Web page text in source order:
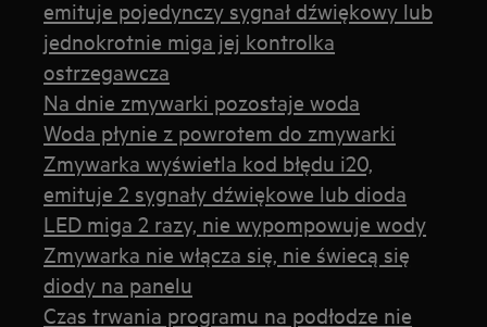
emituje pojedynczy sygnał dźwiękowy lub
jednokrotnie miga jej kontrolka
ostrzegawcza
Na dnie zmywarki pozostaje woda
Woda płynie z powrotem do zmywarki
Zmywarka wyświetla kod błędu i20,
emituje 2 sygnały dźwiękowe lub dioda
LED miga 2 razy, nie wypompowuje wody
Zmywarka nie włącza się, nie świecą się
diody na panelu
Czas trwania programu na podłodze nie